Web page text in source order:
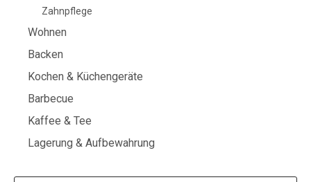
Zahnpflege
Wohnen
Backen
Kochen & Küchengeräte
Barbecue
Kaffee & Tee
Lagerung & Aufbewahrung